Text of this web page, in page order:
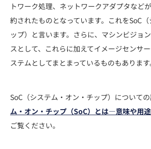
トワーク処理、ネットワークアダプタなど
約されたものとなっています。これをSoC
ップ）と言います。さらに、マシンビジョ
スとして、これらに加えてイメージセンサ
ステムとしてまとまっているものもあります
SoC（システム・オン・チップ）について
ム・オン・チップ（SoC）とは―意味や用
ご覧ください。